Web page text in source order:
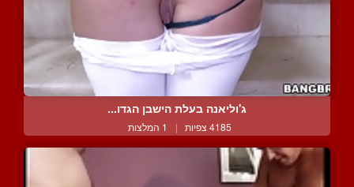
ג'וליאנה בעלת הישבן הגדו...
4185 צפיות | 1 המלצות